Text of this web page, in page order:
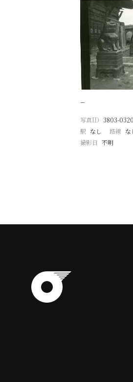
−
写真ID 3803-
駅 なし 路線 な
撮影日 不明